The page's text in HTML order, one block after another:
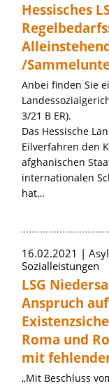
Hessisches
/
Anbei finden Sie
3/21 B ER).
Das Hessische
Eilverfahren den
afghanischen
internationalen
hat…
16.02.2021
Sozialleistungen
LSG
Anspruch auf
Roma und
mit
,,Mit Beschluss